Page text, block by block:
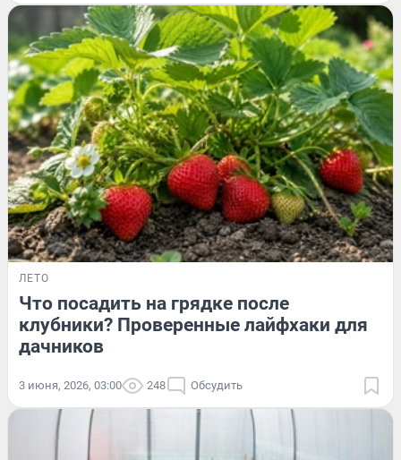
ЛЕТО
Что посадить на грядке после
клубники? Проверенные лайфхаки для
дачников
3 июня, 2026, 03:00 248 Обсудить